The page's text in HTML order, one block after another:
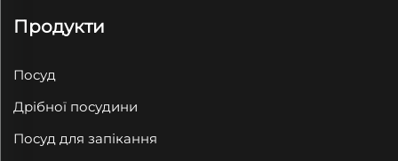
Продукти
Посуд
Дрібної посудини
Посуд для запікання